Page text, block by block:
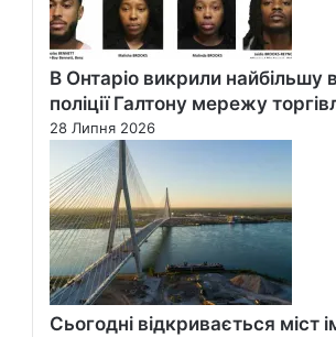
В Онтаріо викрили найбільшу в
поліції Галтону мережу
28 Липня 2026
Сьогодні відкривається міст